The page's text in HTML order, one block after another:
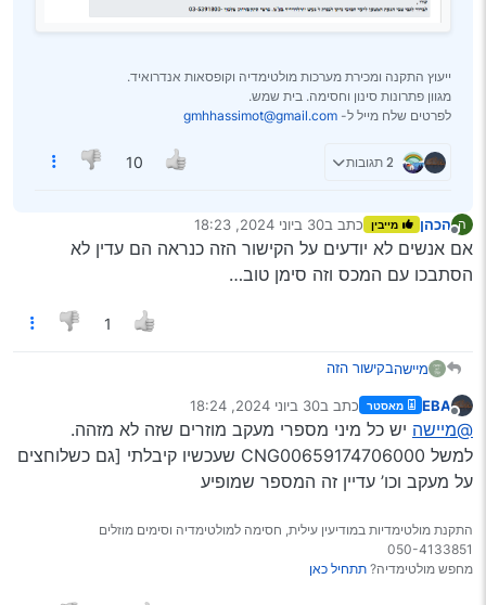
ייעוץ התקנה ומכירת מערכות מולטימדיה וקופסאות אנדרואיד.
מגוון פתרונות סינון וחסימה. בית שמש.
לפרטים שלח מייל ל- gmhhassimot@gmail.com
2 תגובות 10
ה
מנותק
הכהן מייבין כתב ב30 ביוני 2024, 18:23
נערך לאחרונה על ידי
אם אנשים לא יודעים על הקישור הזה כנראה הם עדין לא
הסתבכו עם המכס וזה סימן טוב…
1
מיישהבקישור הזה
תוכלו למצוא כל חבילה, בעיקר במולטימדיות לפעמים החבילה
‘נעלמת’ וכדו’, אז כאן תוכלו לדעת הכל, מי החברה, האם
החבילה בארץ, האם מעוכבת במכס ל"ע וכו’ וכו’.
חשוב לציין שמה שנשלח ע"י מיילוג, לא מזוהה ע"י מס’ המעקב
שיש בעליאקספרס, אלא ע"י מס’ המעקב שנשלח במייל.
דוגמא
מנותק
EBA מאסטר כתב ב30 ביוני 2024, 18:24
נערך לאחרונה על ידי
@מיישה יש כל מיני מספרי מעקב מוזרים שזה לא מזהה.
למשל CNG00659174706000 שעכשיו קיבלתי [גם כשלוחצים
על מעקב וכו’ עדיין זה המספר שמופיע
התקנת מולטימדיות במודיעין עילית, חסימה למולטימדיה וסימים מוזלים
050-4133851
מחפש מולטימדיה? תתחיל כאן